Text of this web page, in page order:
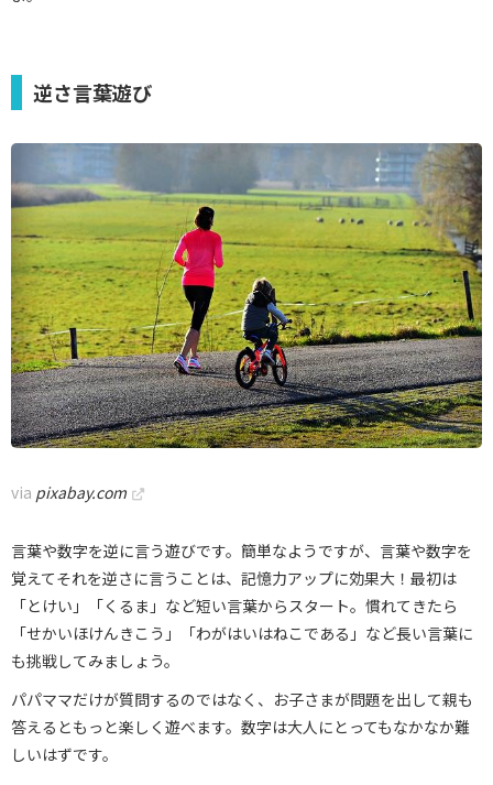
逆さ言葉遊び
via pixabay.com
言葉や数字を逆に言う遊びです。簡単なようですが、言葉や数字を
覚えてそれを逆さに言うことは、記憶力アップに効果大！最初は
「とけい」「くるま」など短い言葉からスタート。慣れてきたら
「せかいほけんきこう」「わがはいはねこである」など長い言葉に
も挑戦してみましょう。
パパママだけが質問するのではなく、お子さまが問題を出して親も
答えるともっと楽しく遊べます。数字は大人にとってもなかなか難
しいはずです。